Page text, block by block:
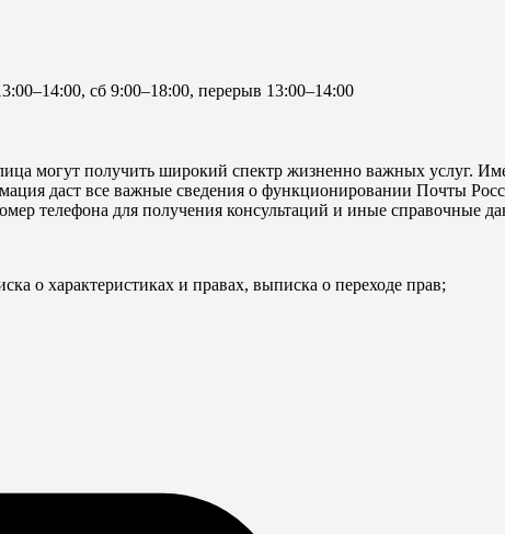
сб 9:00–18:00, перерыв 13:00–14:00
могут получить широкий спектр жизненно важных услуг.
даст все важные сведения о функционировании Почты
телефона для получения консультаций и иные справочные
о характеристиках и правах, выписка о переходе прав;